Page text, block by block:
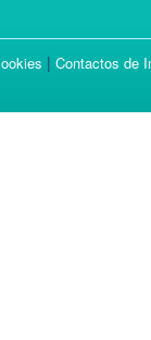
| Contactos de